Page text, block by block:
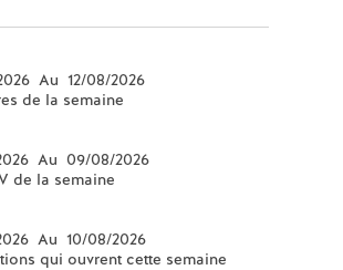
Au 12/08/2026
de la semaine
Au 09/08/2026
de la semaine
Au 10/08/2026
qui ouvrent cette semaine